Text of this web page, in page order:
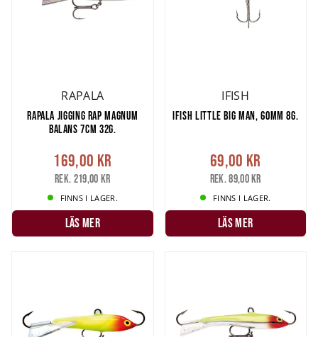
RAPALA
RAPALA JIGGING RAP MAGNUM
BALANS 7CM 32G.
169,00 kr
Rek. 219,00 kr
FINNS I LAGER.
LÄS MER
IFISH
IFISH LITTLE BIG MAN, 60MM 8G.
69,00 kr
Rek. 89,00 kr
FINNS I LAGER.
LÄS MER